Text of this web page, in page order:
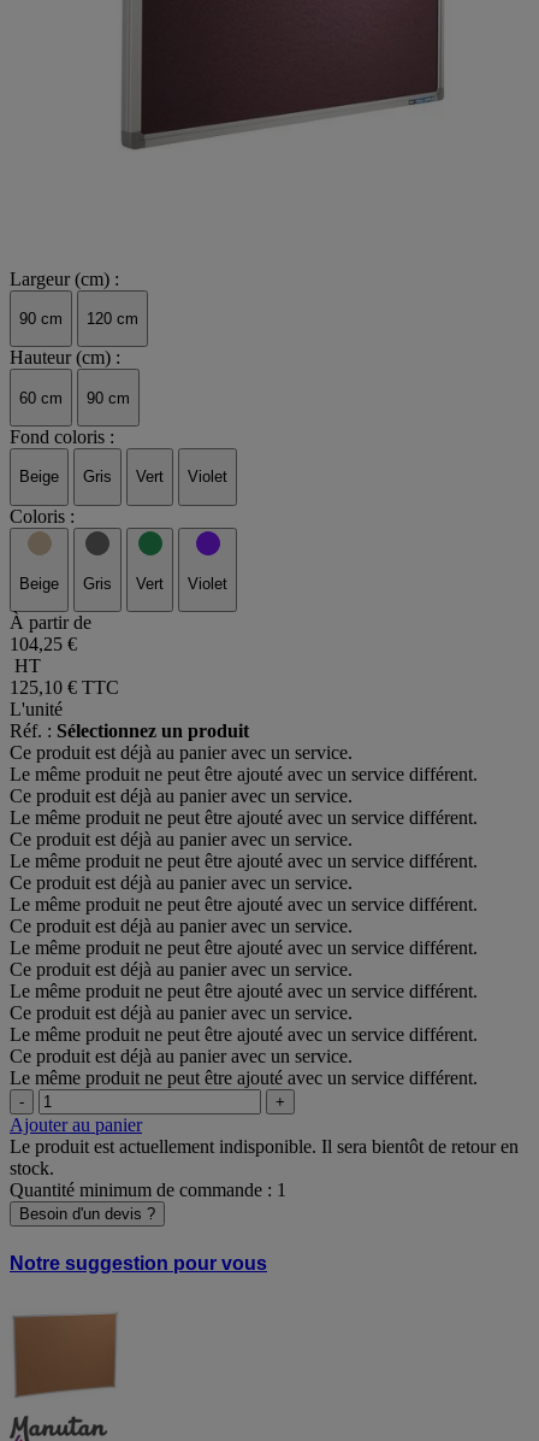
Largeur (cm) :
90 cm 120 cm
Hauteur (cm) :
60 cm 90 cm
Fond coloris :
Beige Gris Vert Violet
Coloris :
Beige Gris Vert Violet
À partir de
104,25 €
HT
125,10 € TTC
L'unité
Réf. : Sélectionnez un produit
Ce produit est déjà au panier avec un service.
Le même produit ne peut être ajouté avec un service différent.
Ce produit est déjà au panier avec un service.
Le même produit ne peut être ajouté avec un service différent.
Ce produit est déjà au panier avec un service.
Le même produit ne peut être ajouté avec un service différent.
Ce produit est déjà au panier avec un service.
Le même produit ne peut être ajouté avec un service différent.
Ce produit est déjà au panier avec un service.
Le même produit ne peut être ajouté avec un service différent.
Ce produit est déjà au panier avec un service.
Le même produit ne peut être ajouté avec un service différent.
Ce produit est déjà au panier avec un service.
Le même produit ne peut être ajouté avec un service différent.
Ce produit est déjà au panier avec un service.
Le même produit ne peut être ajouté avec un service différent.
- +
Ajouter au panier
Le produit est actuellement indisponible. Il sera bientôt de retour en
stock.
Quantité minimum de commande : 1
Besoin d'un devis ?
Notre suggestion pour vous